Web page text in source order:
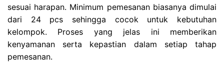
sesuai harapan. Minimum pemesanan biasanya dimulai
dari 24 pcs sehingga cocok untuk kebutuhan
kelompok. Proses yang jelas ini memberikan
kenyamanan serta kepastian dalam setiap tahap
pemesanan.